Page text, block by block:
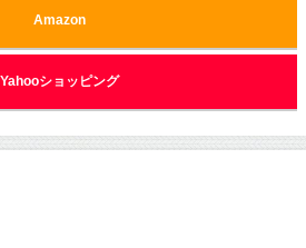
Amazon
Yahooショッピング